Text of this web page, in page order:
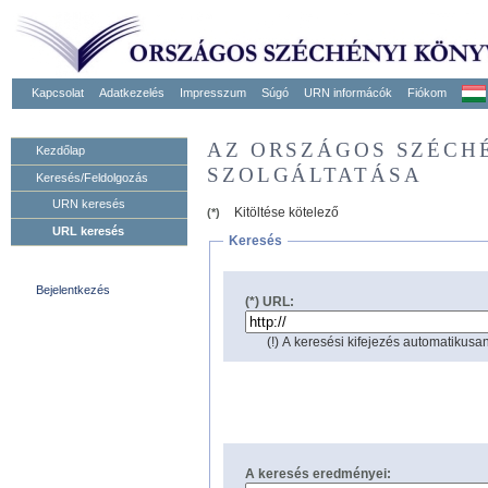
Kapcsolat Adatkezelés Impresszum Súgó URN informácók Fiókom
Kezdőlap
Keresés/Feldolgozás
URN keresés
URL keresés
Bejelentkezés
AZ ORSZÁGOS
SZOLGÁLTATÁSA
(*)
Kitöltése kötelező
Keresés
(*) URL:
(!) A keresési kifejezés
A keresés eredményei: